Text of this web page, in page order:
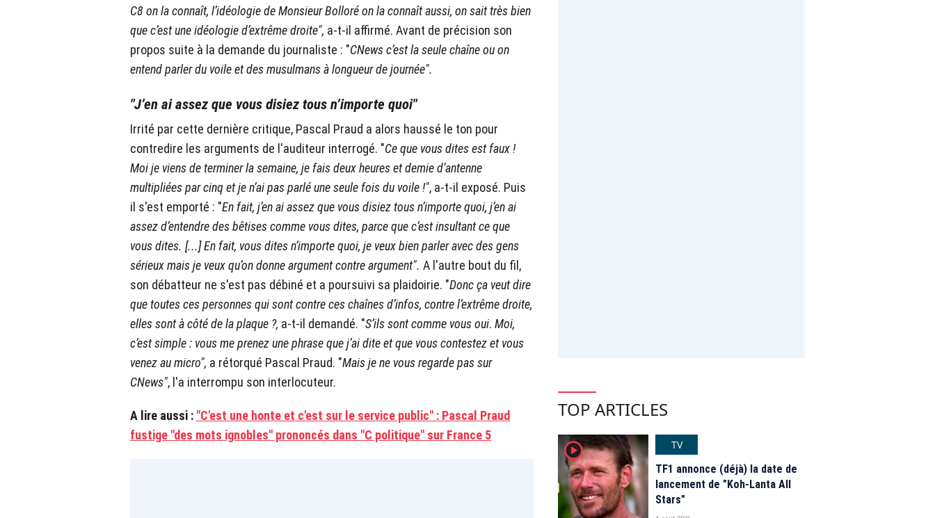
C8 on la connaît, l’idéologie de Monsieur Bolloré on la connaît aussi, on sait très bien
que c’est une idéologie d’extrême droite", a-t-il affirmé. Avant de précision son
propos suite à la demande du journaliste : "CNews c’est la seule chaîne ou on
entend parler du voile et des musulmans à longueur de journée".
"J’en ai assez que vous disiez tous n’importe quoi"
Irrité par cette dernière critique, Pascal Praud a alors haussé le ton pour
contredire les arguments de l'auditeur interrogé. "Ce que vous dites est faux !
Moi je viens de terminer la semaine, je fais deux heures et demie d’antenne
multipliées par cinq et je n’ai pas parlé une seule fois du voile !", a-t-il exposé. Puis
il s'est emporté : "En fait, j’en ai assez que vous disiez tous n’importe quoi, j’en ai
assez d’entendre des bêtises comme vous dites, parce que c’est insultant ce que
vous dites. [...] En fait, vous dites n’importe quoi, je veux bien parler avec des gens
sérieux mais je veux qu’on donne argument contre argument". A l'autre bout du fil,
son débatteur ne s'est pas débiné et a poursuivi sa plaidoirie. "Donc ça veut dire
que toutes ces personnes qui sont contre ces chaînes d’infos, contre l’extrême droite,
elles sont à côté de la plaque ?, a-t-il demandé. "S’ils sont comme vous oui. Moi,
c’est simple : vous me prenez une phrase que j’ai dite et que vous contestez et vous
venez au micro", a rétorqué Pascal Praud. "Mais je ne vous regarde pas sur
CNews", l'a interrompu son interlocuteur.
A lire aussi : "C'est une honte et c'est sur le service public" : Pascal Praud
fustige "des mots ignobles" prononcés dans "C politique" sur France 5
TOP ARTICLES
player2
TV
TF1 annonce (déjà) la date de
lancement de "Koh-Lanta All
Stars"